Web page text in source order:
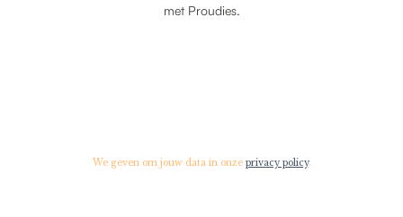
met Proudies.
We geven om jouw data in onze privacy policy.